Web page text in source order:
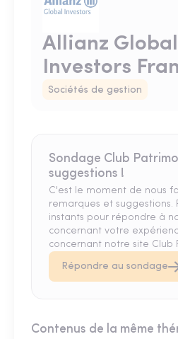
Allianz Global
Investors
Sociétés de gestion
Sondage Club
suggestions !
C'est le moment de nous
remarques et suggestions.
instants pour répondre à
concernant votre
concernant notre site Club
Répondre au sondage
Contenus de la même